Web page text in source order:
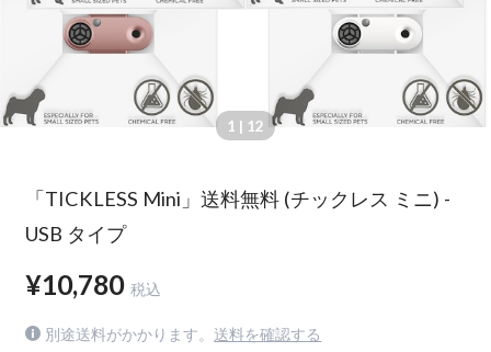
1 | 12
「TICKLESS Mini」送料無料 (チックレス ミニ) -
USB タイプ
¥10,780 税込
別途送料がかかります。 送料を確認する